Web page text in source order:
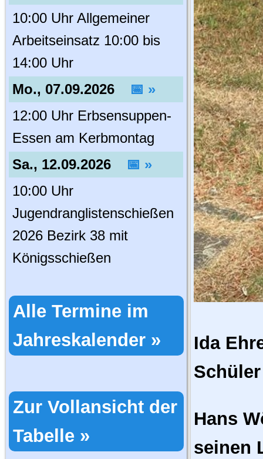
10:00 Uhr Allgemeiner
Arbeitseinsatz 10:00 bis
14:00 Uhr
Mo., 07.09.2026
📅 »
12:00 Uhr Erbsensuppen-
Essen am Kerbmontag
Sa., 12.09.2026
📅 »
10:00 Uhr
Jugendranglistenschießen
2026 Bezirk 38 mit
Königsschießen
Alle Termine im
Jahreskalender »
Zur Vollansicht der
Tabelle »
Ida
Schüler
Hans
seinen